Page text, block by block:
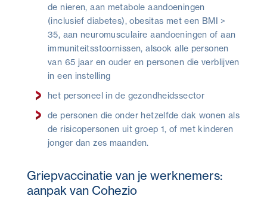
de nieren, aan metabole aandoeningen
(inclusief diabetes), obesitas met een BMI >
35, aan neuromusculaire aandoeningen of aan
immuniteitsstoornissen, alsook alle personen
van 65 jaar en ouder en personen die verblijven
in een instelling
het personeel in de gezondheidssector
de personen die onder hetzelfde dak wonen als
de risicopersonen uit groep 1, of met kinderen
jonger dan zes maanden.
Griepvaccinatie van je werknemers:
aanpak van Cohezio